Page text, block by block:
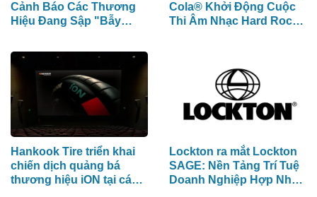
Cảnh Báo Các Thương
Hiệu Đang Sập "Bẫy
Kém
Cola® Khởi Động Cuộc
Thi Âm Nhạc Hard Rock
Hankook Tire triển khai
chiến dịch quảng bá
thương hiệu iON tại các
Lockton ra mắt Lockton
SAGE: Nền Tảng Trí Tuệ
Doanh Nghiệp Hợp Nhất